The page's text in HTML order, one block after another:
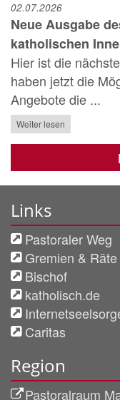
02.07.2026
Neue Ausgabe
katholischen
Hier ist die
haben jetzt die
Angebote die ...
Weiter lesen
Links
Pastoraler Weg
Gremien & Räte
Bischof
katholisch.de
Caritas
Region
Pastoralraum